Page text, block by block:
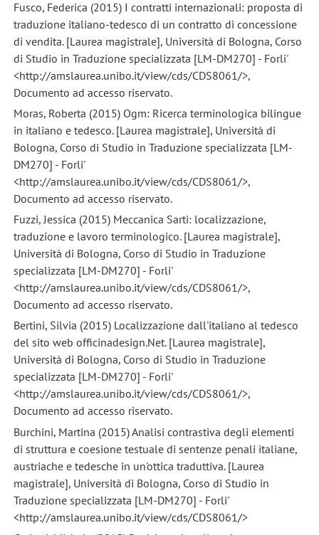
Fusco, Federica (2015) I contratti internazionali: proposta di
traduzione italiano-tedesco di un contratto di concessione
di vendita. [Laurea magistrale], Università di Bologna, Corso
di Studio in Traduzione specializzata [LM-DM270] - Forli'
<http://amslaurea.unibo.it/view/cds/CDS8061/>,
Documento ad accesso riservato.
Moras, Roberta (2015) Ogm: Ricerca terminologica bilingue
in italiano e tedesco. [Laurea magistrale], Università di
Bologna, Corso di Studio in Traduzione specializzata [LM-
DM270] - Forli'
<http://amslaurea.unibo.it/view/cds/CDS8061/>,
Documento ad accesso riservato.
Fuzzi, Jessica (2015) Meccanica Sarti: localizzazione,
traduzione e lavoro terminologico. [Laurea magistrale],
Università di Bologna, Corso di Studio in Traduzione
specializzata [LM-DM270] - Forli'
<http://amslaurea.unibo.it/view/cds/CDS8061/>,
Documento ad accesso riservato.
Bertini, Silvia (2015) Localizzazione dall'italiano al tedesco
del sito web officinadesign.Net. [Laurea magistrale],
Università di Bologna, Corso di Studio in Traduzione
specializzata [LM-DM270] - Forli'
<http://amslaurea.unibo.it/view/cds/CDS8061/>,
Documento ad accesso riservato.
Burchini, Martina (2015) Analisi contrastiva degli elementi
di struttura e coesione testuale di sentenze penali italiane,
austriache e tedesche in un'ottica traduttiva. [Laurea
magistrale], Università di Bologna, Corso di Studio in
Traduzione specializzata [LM-DM270] - Forli'
<http://amslaurea.unibo.it/view/cds/CDS8061/>